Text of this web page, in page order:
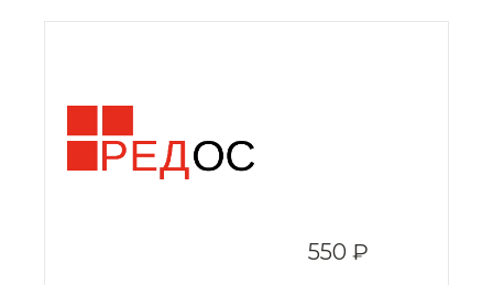
550 ₽